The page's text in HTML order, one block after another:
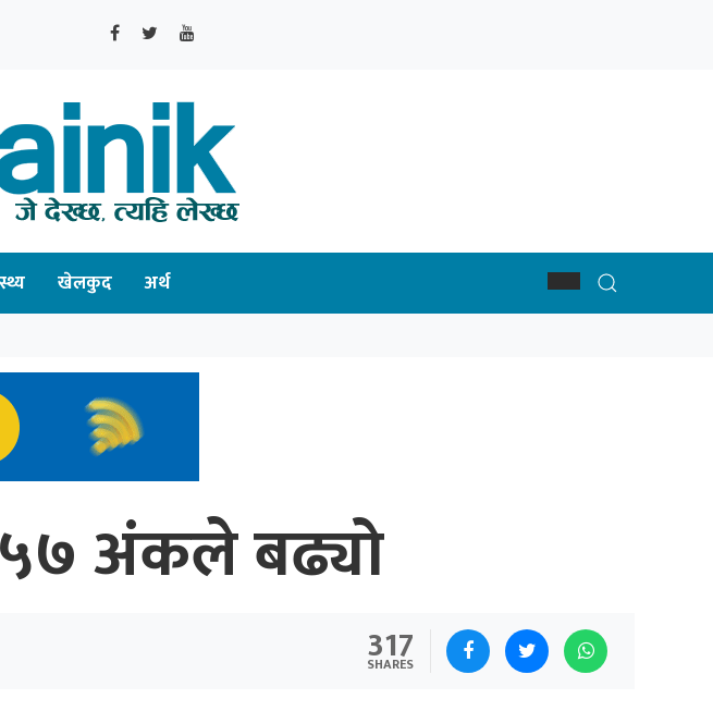
खेलकुद अर्थ
अंकले बढ्यो
317
SHARES